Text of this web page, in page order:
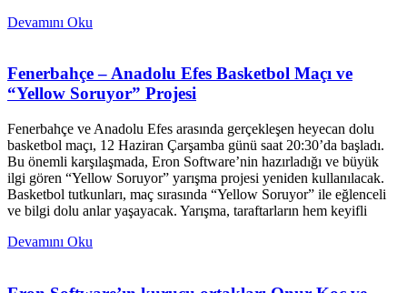
Devamını Oku
Fenerbahçe – Anadolu Efes Basketbol Maçı ve
“Yellow Soruyor” Projesi
Fenerbahçe ve Anadolu Efes arasında gerçekleşen heyecan dolu
basketbol maçı, 12 Haziran Çarşamba günü saat 20:30’da başladı.
Bu önemli karşılaşmada, Eron Software’nin hazırladığı ve büyük
ilgi gören “Yellow Soruyor” yarışma projesi yeniden kullanılacak.
Basketbol tutkunları, maç sırasında “Yellow Soruyor” ile eğlenceli
ve bilgi dolu anlar yaşayacak. Yarışma, taraftarların hem keyifli
Devamını Oku